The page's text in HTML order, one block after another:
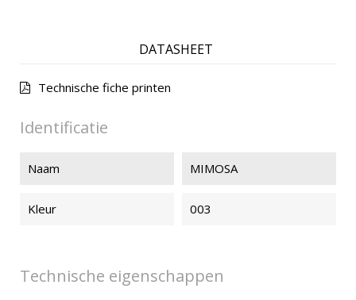
DATASHEET
Technische fiche printen
Identificatie
Naam MIMOSA
Kleur 003
Technische eigenschappen